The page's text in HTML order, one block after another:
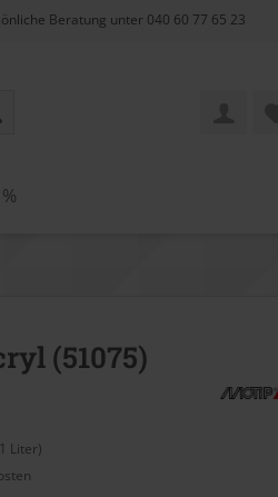
Beratung unter 040 60 77 65 23
(51075)
Liter)